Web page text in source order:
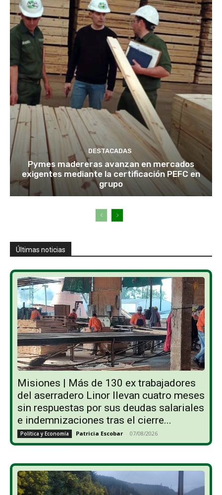
DESTACADAS
Pymes madereras avanzan en mercados
exigentes mediante la certificación PEFC en
grupo
Últimas noticias
Misiones | Más de 130 ex trabajadores
del aserradero Linor llevan cuatro meses
sin respuestas por sus deudas salariales
e indemnizaciones tras el cierre...
Política y Economía Patricia Escobar - 07/08/2026